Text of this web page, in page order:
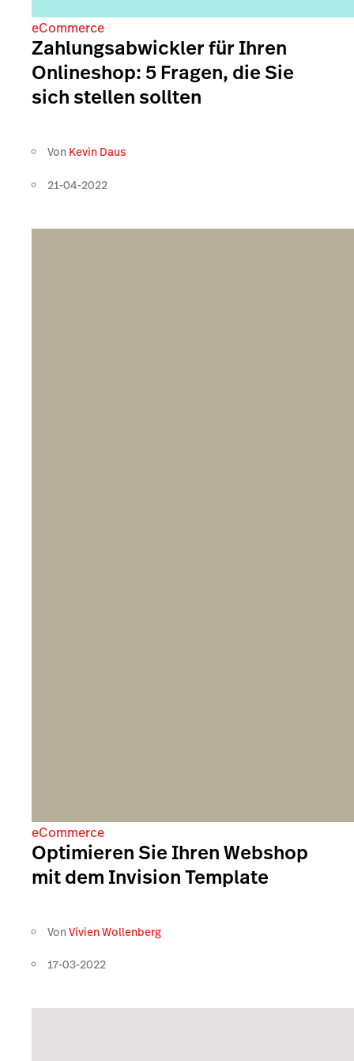
eCommerce
Zahlungsabwickler für Ihren
Onlineshop: 5 Fragen, die Sie
sich stellen sollten
Von Kevin Daus
21-04-2022
eCommerce
Optimieren Sie Ihren Webshop
mit dem Invision Template
VonVivien Wollenberg
17-03-2022